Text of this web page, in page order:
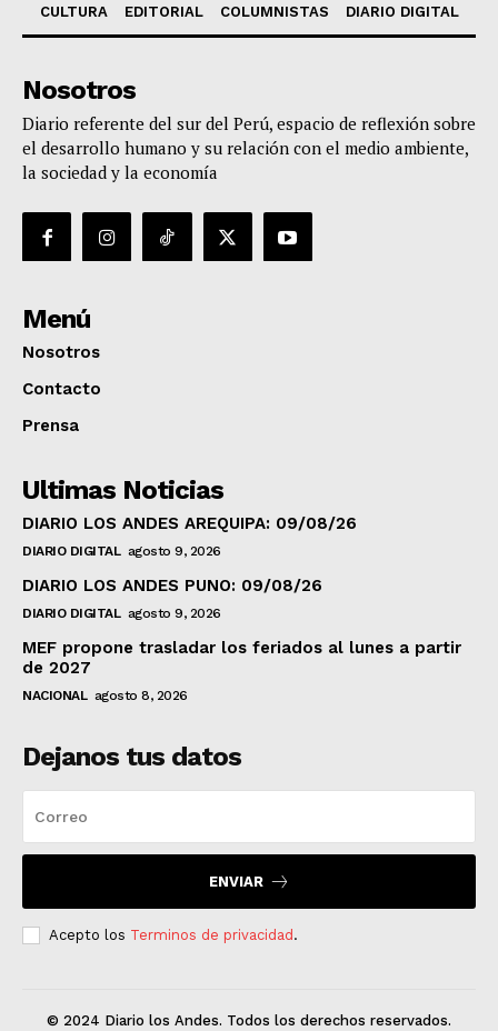
CULTURA
EDITORIAL COLUMNISTAS DIARIO DIGITAL
Nosotros
Diario referente del sur del Perú, espacio de reflexión sobre
el desarrollo humano y su relación con el medio ambiente,
la sociedad y la economía
Menú
Nosotros
Contacto
Prensa
Ultimas Noticias
DIARIO LOS ANDES AREQUIPA: 09/08/26
DIARIO DIGITAL agosto 9, 2026
DIARIO LOS ANDES PUNO: 09/08/26
DIARIO DIGITAL agosto 9, 2026
MEF propone trasladar los feriados al lunes a partir
de 2027
NACIONAL agosto 8, 2026
Dejanos tus datos
ENVIAR
Acepto los Terminos de privacidad .
© 2024 Diario los Andes. Todos los derechos reservados.